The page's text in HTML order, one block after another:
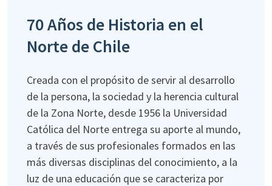
70 Años de Historia en el
Norte de Chile
Creada con el propósito de servir al desarrollo
de la persona, la sociedad y la herencia cultural
de la Zona Norte, desde 1956 la Universidad
Católica del Norte entrega su aporte al mundo,
a través de sus profesionales formados en las
más diversas disciplinas del conocimiento, a la
luz de una educación que se caracteriza por